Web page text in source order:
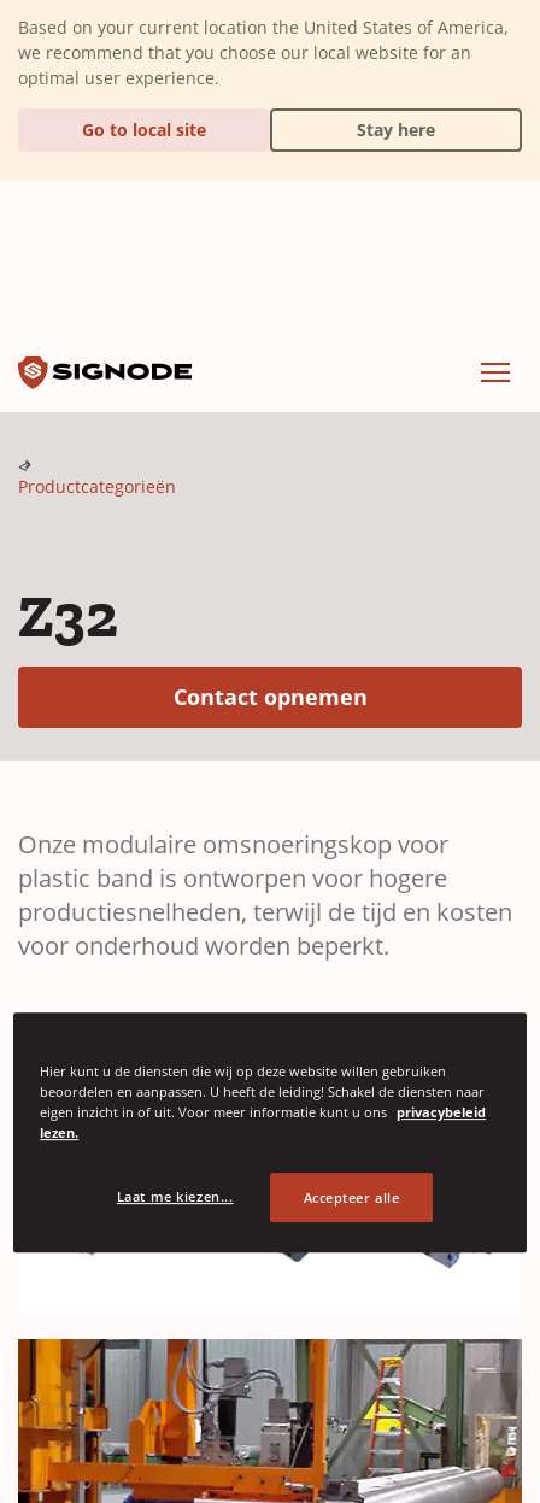
Based on your current location the United States of America,
we recommend that you choose our local website for an
optimal user experience.
Go to local site Stay here
Productcategorieën
Z32
Contact opnemen(Opens in a
Onze modulaire omsnoeringskop voor
plastic band is ontworpen voor hogere
productiesnelheden, terwijl de tijd en kosten
voor onderhoud worden beperkt.
Hier kunt u de diensten die wij op deze website willen gebruiken
beoordelen en aanpassen. U heeft de leiding! Schakel de diensten naar
eigen inzicht in of uit. Voor meer informatie kunt u ons privacybeleid
lezen.
Laat me kiezen... Accepteer alle